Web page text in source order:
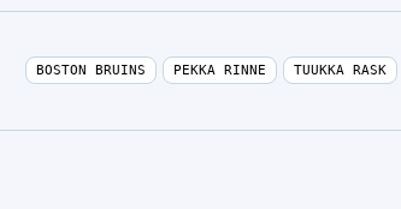
BOSTON BRUINS PEKKA RINNE TUUKKA RASK